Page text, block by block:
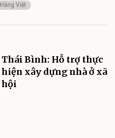
Hàng Việt
Thái Bình: Hỗ trợ thực
hiện xây dựng nhà ở xã
hội